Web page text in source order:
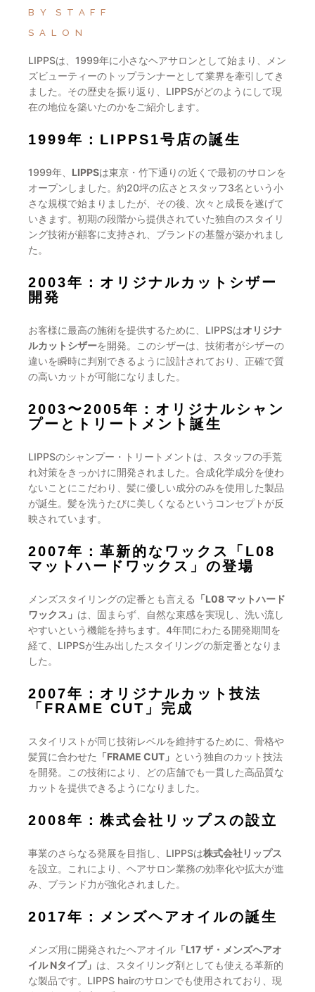
BY
STAFF
SALON
LIPPSは、1999年に小さなヘアサロンとして始まり、メン
ズビューティーのトップランナーとして業界を牽引してき
ました。その歴史を振り返り、LIPPSがどのようにして現
在の地位を築いたのかをご紹介します。
1999年：LIPPS1号店の誕生
1999年、 LIPPSは東京・竹下通りの近くで最初のサロンを
オープンしました。約20坪の広さとスタッフ3名という小
さな規模で始まりましたが、その後、次々と成長を遂げて
いきます。初期の段階から提供されていた独自のスタイリ
ング技術が顧客に支持され、ブランドの基盤が築かれまし
た。
2003年：オリジナルカットシザー
開発
お客様に最高の施術を提供するために、LIPPSはオリジナ
ルカットシザーを開発。このシザーは、技術者がシザーの
違いを瞬時に判別できるように設計されており、正確で質
の高いカットが可能になりました。
2003〜2005年：オリジナルシャン
プーとトリートメント誕生
LIPPSのシャンプー・トリートメントは、スタッフの手荒
れ対策をきっかけに開発されました。合成化学成分を使わ
ないことにこだわり、髪に優しい成分のみを使用した製品
が誕生。髪を洗うたびに美しくなるというコンセプトが反
映されています。
2007年：革新的なワックス「L08
マットハードワックス」の登場
メンズスタイリングの定番とも言える 「L08 マットハード
ワックス」 は、固まらず、自然な束感を実現し、洗い流し
やすいという機能を持ちます。4年間にわたる開発期間を
経て、LIPPSが生み出したスタイリングの新定番となりま
した。
2007年：オリジナルカット技法
「FRAME CUT」完成
スタイリストが同じ技術レベルを維持するために、骨格や
髪質に合わせた 「FRAME CUT」 という独自のカット技法
を開発。この技術により、どの店舗でも一貫した高品質な
カットを提供できるようになりました。
2008年：株式会社リップスの設立
事業のさらなる発展を目指し、LIPPSは株式会社リップス
を設立。これにより、ヘアサロン業務の効率化や拡大が進
み、ブランド力が強化されました。
2017年：メンズヘアオイルの誕生
メンズ用に開発されたヘアオイル 「L17 ザ・メンズヘアオ
イル Nタイプ」 は、スタイリング剤としても使える革新的
な製品です。LIPPS hairのサロンでも使用されており、現